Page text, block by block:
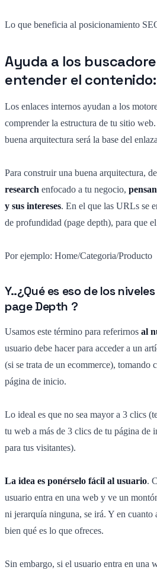
Lo que beneficia al posicionamiento
Ayuda a los
entender el contenido:
Los enlaces internos ayudan a los
comprender la estructura de tu sitio
buena arquitectura será la base del
Para construir una buena arquitectura,
research enfocado a tu negocio,
y sus intereses. En el que las URLs se
de profundidad (page depth), para que
Por ejemplo: Home/Categoria/Producto
Y..¿Qué es eso de los
page Depth ?
Usamos este término para referirnos al
usuario debe hacer para acceder a un
(si se trata de un ecommerce), tomando
página de inicio.
Lo ideal es que no sea mayor a 3 clics
tu web a más de 3 clics de tu página de
para tus visitantes).
La idea es ponérselo fácil al usuario.
usuario entra en una web y ve un
ni jerarquía ninguna, se irá. Y en cuanto
bien qué es lo que ofreces.
Sin embargo, si el usuario entra en una